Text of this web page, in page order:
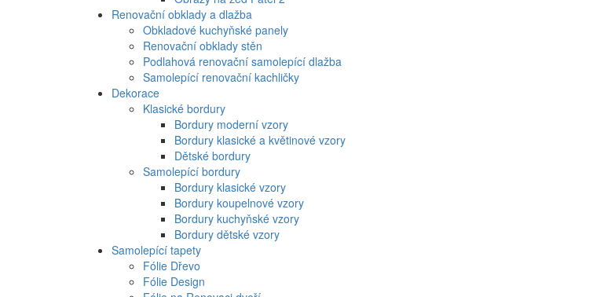
Renovační obklady a dlažba
Obkladové kuchyňské panely
Renovační obklady stěn
Podlahová renovační samolepící dlažba
Samolepící renovační kachličky
Dekorace
Klasické bordury
Bordury moderní vzory
Bordury klasické a květinové vzory
Dětské bordury
Samolepící bordury
Bordury klasické vzory
Bordury koupelnové vzory
Bordury kuchyňské vzory
Bordury dětské vzory
Samolepící tapety
Fólie Dřevo
Fólie Design